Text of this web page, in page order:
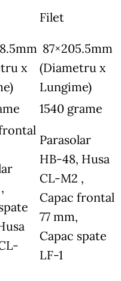
Filet
x
87×205.5mm
(Diametru x
Lungime)
1540 grame
Parasolar
HB-48, Husa
CL-M2 ,
Capac frontal
77 mm,
Capac spate
LF-1